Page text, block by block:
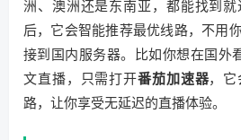
洲、澳洲还是东南亚，都能找到
后，它会智能推荐最优线路，不用
接到国内服务器。比如你想在国外
文直播，只需打开番茄加速器，它
路，让你享受无延迟的直播体验。